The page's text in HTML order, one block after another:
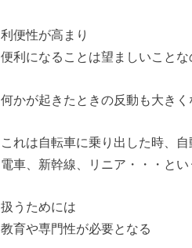
利便性が高まり
便利になることは望ましいこと
何かが起きたときの反動も大きく
これは自転車に乗り出した時、
電車、新幹線、リニア・・・と
扱うためには
教育や専門性が必要となる